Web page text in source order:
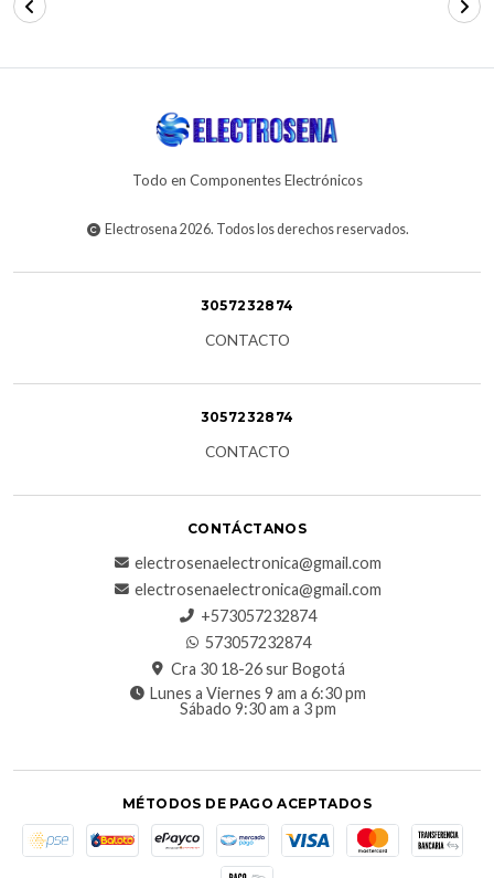
Todo en Componentes Electrónicos
Electrosena 2026. Todos los derechos reservados.
3057232874
CONTACTO
3057232874
CONTACTO
CONTÁCTANOS
electrosenaelectronica@gmail.com
electrosenaelectronica@gmail.com
+573057232874
573057232874
Cra 30 18-26 sur Bogotá
Lunes a Viernes 9 am a 6:30 pm
Sábado 9:30 am a 3 pm
MÉTODOS DE PAGO ACEPTADOS